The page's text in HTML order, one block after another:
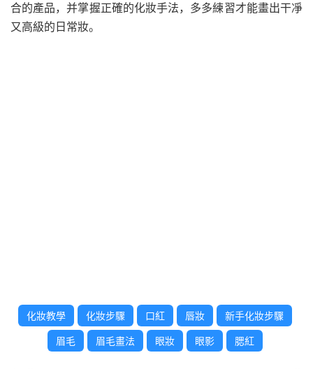
合的產品，并掌握正確的化妝手法，多多練習才能畫出干凈
又高級的日常妝。
化妝教學 化妝步驟 口紅 唇妝 新手化妝步驟
眉毛 眉毛畫法 眼妝 眼影 腮紅